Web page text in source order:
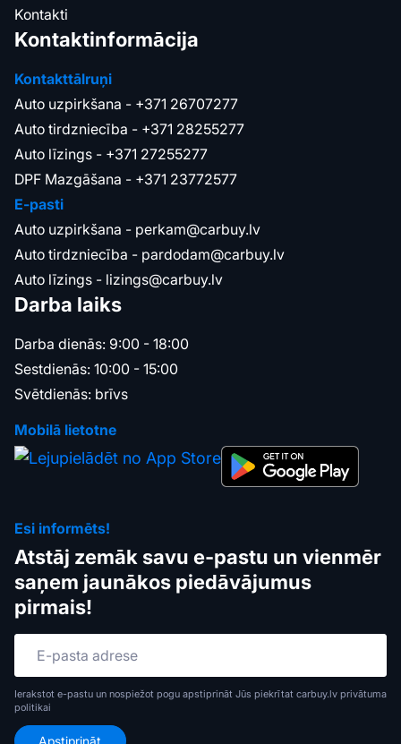
Kontakti
Kontaktinformācija
Kontakttālruņi
Auto uzpirkšana - +371 26707277
Auto tirdzniecība - +371 28255277
Auto līzings - +371 27255277
DPF Mazgāšana - +371 23772577
E-pasti
Auto uzpirkšana - perkam@carbuy.lv
Auto tirdzniecība - pardodam@carbuy.lv
Auto līzings - lizings@carbuy.lv
Darba laiks
Darba dienās: 9:00 - 18:00
Sestdienās: 10:00 - 15:00
Svētdienās: brīvs
Mobilā lietotne
Esi informēts!
Atstāj zemāk savu e-pastu un vienmēr
saņem jaunākos piedāvājumus
pirmais!
Ierakstot e-pastu un nospiežot pogu apstiprināt Jūs piekrītat carbuy.lv privātuma
politikai